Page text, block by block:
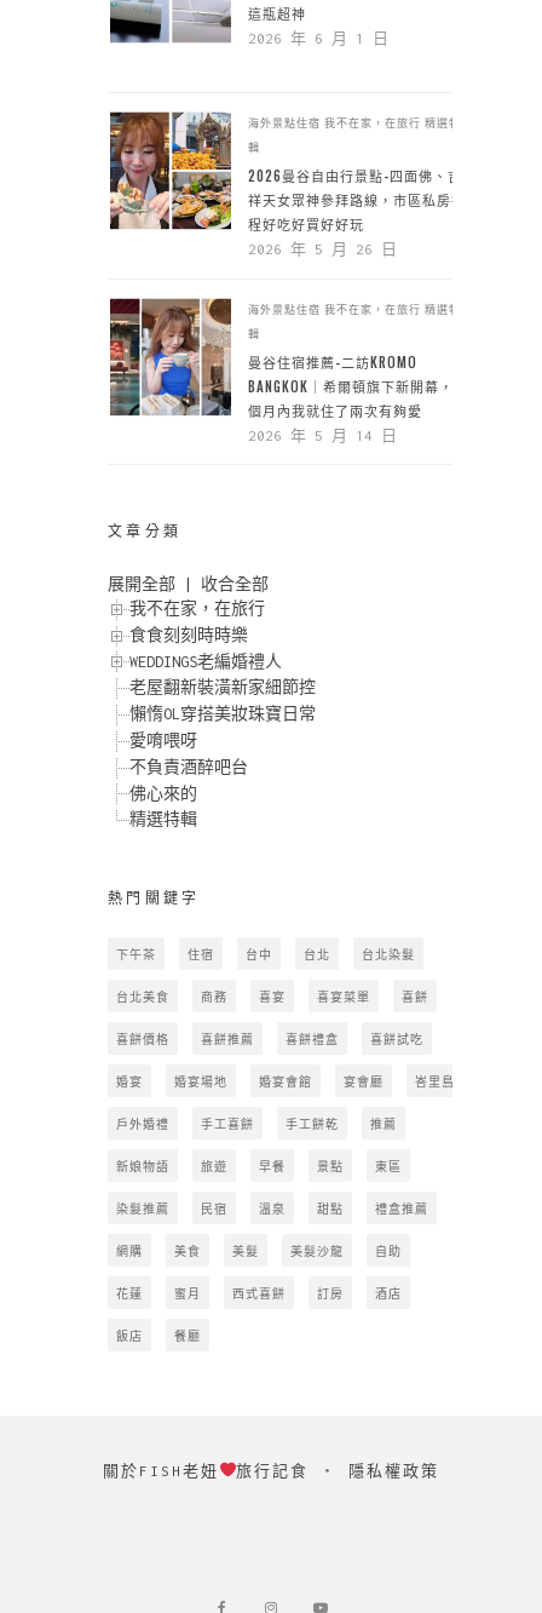
這瓶超神
2026 年 6 月 1 日
海外景點住宿 我不在家，在旅行 精選特
輯
2026曼谷自由行景點-四面佛、吉
祥天女眾神參拜路線，市區私房行
程好吃好買好好玩
2026 年 5 月 26 日
海外景點住宿 我不在家，在旅行 精選特
輯
曼谷住宿推薦-二訪KROMO
BANGKOK｜希爾頓旗下新開幕，一
個月內我就住了兩次有夠愛
2026 年 5 月 14 日
文章分類
展開全部
收合全部
我不在家，在旅行
食食刻刻時時樂
WEDDINGS老編婚禮人
老屋翻新裝潢新家細節控
懶惰OL穿搭美妝珠寶日常
愛唷喂呀
不負責酒醉吧台
佛心來的
精選特輯
熱門關鍵字
下午茶 住宿 台中 台北 台北染髮
台北美食 商務 喜宴 喜宴菜單 喜餅
喜餅價格 喜餅推薦 喜餅禮盒 喜餅試吃
婚宴 婚宴場地 婚宴會館 宴會廳 峇里島
戶外婚禮 手工喜餅 手工餅乾 推薦
新娘物語 旅遊 早餐 景點 東區
染髮推薦 民宿 溫泉 甜點 禮盒推薦
網購 美食 美髮 美髮沙龍 自助
花蓮 蜜月 西式喜餅 訂房 酒店
飯店 餐廳
關於FISH老妞 旅行記食 ‧ 隱私權政策